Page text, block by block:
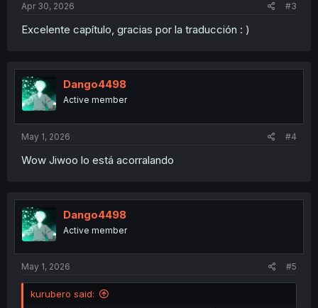
Apr 30, 2026 #3
Excelente capítulo, gracias por la traducción : )
Dango4498
Active member
May 1, 2026 #4
Wow Jiwoo lo está acorralando
Dango4498
Active member
May 1, 2026 #5
kurubero said: